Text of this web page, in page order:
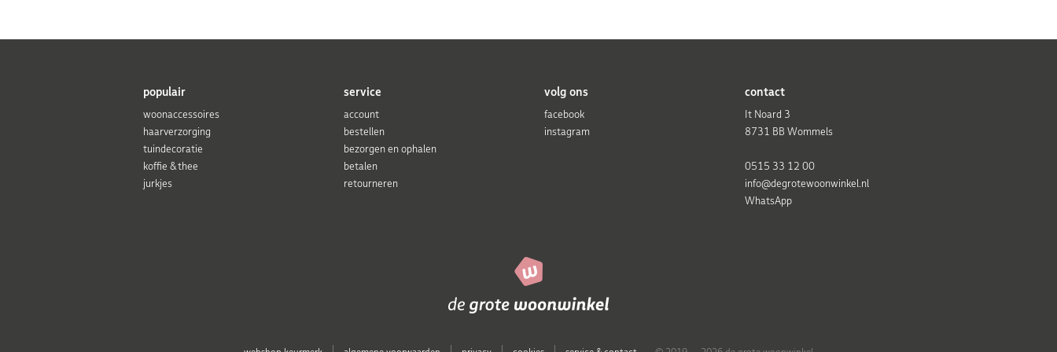
populair
woonaccessoires
haarverzorging
tuindecoratie
koffie & thee
jurkjes
service
account
bestellen
bezorgen en ophalen
betalen
retourneren
volg ons
facebook
instagram
contact
It Noard 3
8731 BB Wommels
0515 33 12 00
info@degrotewoonwinkel.nl
WhatsApp